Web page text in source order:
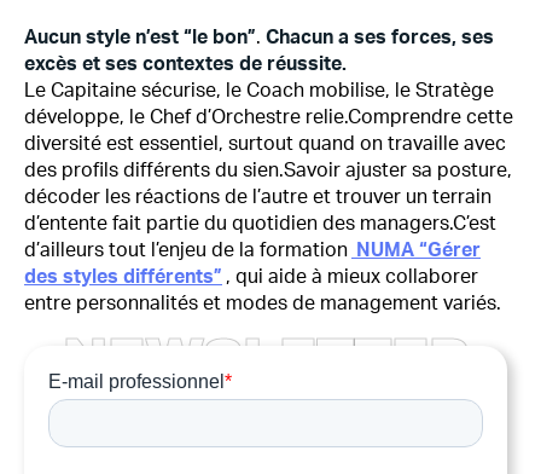
Aucun style n’est “le bon”. Chacun a ses forces, ses
excès et ses contextes de réussite.
Le Capitaine sécurise, le Coach mobilise, le Stratège
développe, le Chef d’Orchestre relie.Comprendre cette
diversité est essentiel, surtout quand on travaille avec
des profils différents du sien.Savoir ajuster sa posture,
décoder les réactions de l’autre et trouver un terrain
d’entente fait partie du quotidien des managers.C’est
d’ailleurs tout l’enjeu de la formation
NUMA “Gérer
des styles différents” , qui aide à mieux collaborer
entre personnalités et modes de management variés.
NEWSL ETTER